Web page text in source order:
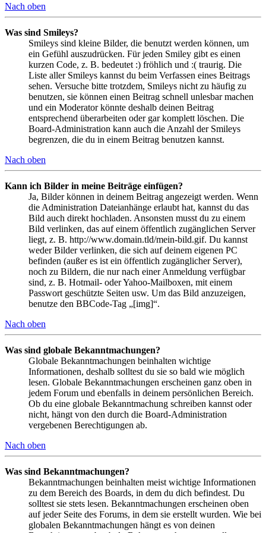
Nach oben
Was sind Smileys?
Smileys sind kleine Bilder, die benutzt werden können, um
ein Gefühl auszudrücken. Für jeden Smiley gibt es einen
kurzen Code, z. B. bedeutet :) fröhlich und :( traurig. Die
Liste aller Smileys kannst du beim Verfassen eines Beitrags
sehen. Versuche bitte trotzdem, Smileys nicht zu häufig zu
benutzen, sie können einen Beitrag schnell unlesbar machen
und ein Moderator könnte deshalb deinen Beitrag
entsprechend überarbeiten oder gar komplett löschen. Die
Board-Administration kann auch die Anzahl der Smileys
begrenzen, die du in einem Beitrag benutzen kannst.
Nach oben
Kann ich Bilder in meine Beiträge einfügen?
Ja, Bilder können in deinem Beitrag angezeigt werden. Wenn
die Administration Dateianhänge erlaubt hat, kannst du das
Bild auch direkt hochladen. Ansonsten musst du zu einem
Bild verlinken, das auf einem öffentlich zugänglichen Server
liegt, z. B. http://www.domain.tld/mein-bild.gif. Du kannst
weder Bilder verlinken, die sich auf deinem eigenen PC
befinden (außer es ist ein öffentlich zugänglicher Server),
noch zu Bildern, die nur nach einer Anmeldung verfügbar
sind, z. B. Hotmail- oder Yahoo-Mailboxen, mit einem
Passwort geschützte Seiten usw. Um das Bild anzuzeigen,
benutze den BBCode-Tag „[img]“.
Nach oben
Was sind globale Bekanntmachungen?
Globale Bekanntmachungen beinhalten wichtige
Informationen, deshalb solltest du sie so bald wie möglich
lesen. Globale Bekanntmachungen erscheinen ganz oben in
jedem Forum und ebenfalls in deinem persönlichen Bereich.
Ob du eine globale Bekanntmachung schreiben kannst oder
nicht, hängt von den durch die Board-Administration
vergebenen Berechtigungen ab.
Nach oben
Was sind Bekanntmachungen?
Bekanntmachungen beinhalten meist wichtige Informationen
zu dem Bereich des Boards, in dem du dich befindest. Du
solltest sie stets lesen. Bekanntmachungen erscheinen oben
auf jeder Seite des Forums, in dem sie erstellt wurden. Wie bei
globalen Bekanntmachungen hängt es von deinen